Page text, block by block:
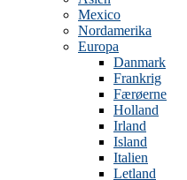
Mexico
Nordamerika
Europa
Danmark
Frankrig
Færøerne
Holland
Irland
Island
Italien
Letland